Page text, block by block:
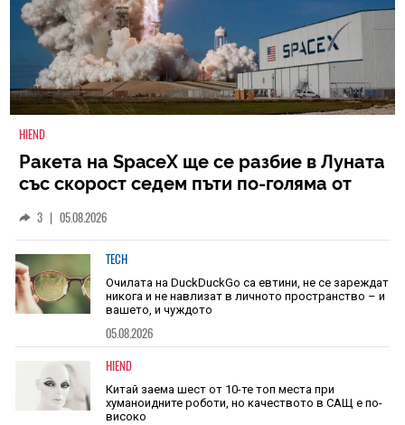
HIEND
Ракета на SpaceX ще се разбие в Луната
със скорост седем пъти по-голяма от
3 | 05.08.2026
TECH
Очилата на DuckDuckGo са евтини, не се зареждат
никога и не навлизат в личното пространство – и
вашето, и чуждото
05.08.2026
HIEND
Китай заема шест от 10-те топ места при
хуманоидните роботи, но качеството в САЩ е по-
високо